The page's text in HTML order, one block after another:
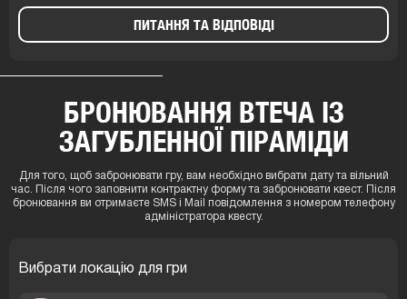
ПИТАННЯ ТА ВІДПОВІДІ
БРОНЮВАННЯ ВТЕЧА ІЗ
ЗАГУБЛЕННОЇ ПІРАМІДИ
Для того, щоб забронювати гру, вам необхідно вибрати дату та вільний
час. Після чого заповнити контрактну форму та забронювати квест. Після
бронювання ви отримаєте SMS і Mail повідомлення з номером телефону
адміністратора квесту.
Вибрати локацію для гри